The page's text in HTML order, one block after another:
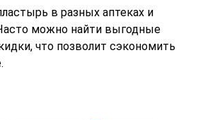
в разных аптеках и
можно найти выгодные
что позволит сэкономить